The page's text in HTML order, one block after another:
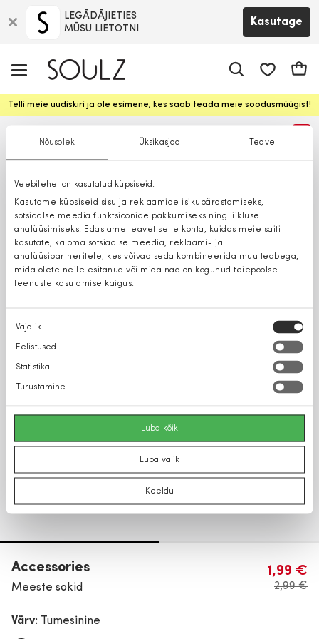
Nõusolek Üksikasjad Teave
Veebilehel on kasutatud küpsiseid.
Kasutame küpsiseid sisu ja reklaamide isikupärastamiseks,
sotsiaalse meedia funktsioonide pakkumiseks ning liikluse
analüüsimiseks. Edastame teavet selle kohta, kuidas meie saiti
kasutate, ka oma sotsiaalse meedia, reklaami- ja
analüüsipartneritele, kes võivad seda kombineerida muu teabega,
mida olete neile esitanud või mida nad on kogunud teiepoolse
teenuste kasutamise käigus.
Nõusoleku
valik
Vajalik
Eelistused
Statistika
Turustamine
Luba kõik
Luba valik
Keeldu
LEGĀDĀJIETIES
MŪSU LIETOTNI
Kasutage
Telli meie uudiskiri ja ole esimene, kes saab teada meie soodusmüügist!
Accessories
Meeste sokid
1,99 €
2,99 €
Värv: Tumesinine